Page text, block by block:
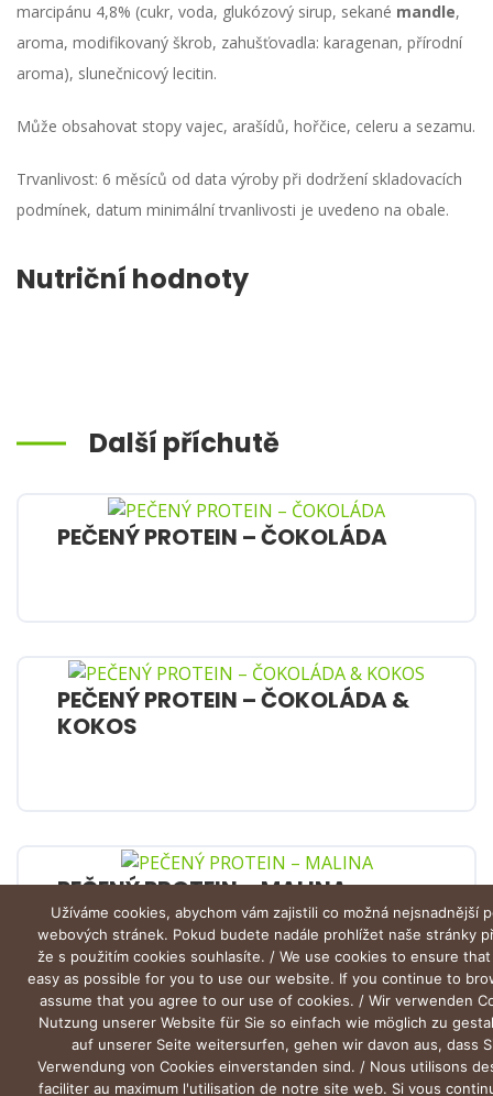
marcipánu 4,8% (cukr, voda, glukózový sirup, sekané mandle,
aroma, modifikovaný škrob, zahušťovadla: karagenan, přírodní
aroma), slunečnicový lecitin.
Může obsahovat stopy vajec, arašídů, hořčice, celeru a sezamu.
Trvanlivost: 6 měsíců od data výroby při dodržení skladovacích
podmínek, datum minimální trvanlivosti je uvedeno na obale.
Nutriční hodnoty
Další příchutě
PEČENÝ PROTEIN – ČOKOLÁDA
PEČENÝ PROTEIN – ČOKOLÁDA &
KOKOS
PEČENÝ PROTEIN – MALINA
Užíváme cookies, abychom vám zajistili co možná nejsnadnější
webových stránek. Pokud budete nadále prohlížet naše stránky
že s použitím cookies souhlasíte. / We use cookies to ensure
easy as possible for you to use our website. If you continue to
assume that you agree to our use of cookies. / Wir verwenden
Nutzung unserer Website für Sie so einfach wie möglich zu
auf unserer Seite weitersurfen, gehen wir davon aus, dass
Verwendung von Cookies einverstanden sind. / Nous utilisons
faciliter au maximum l'utilisation de notre site web. Si vous